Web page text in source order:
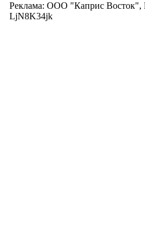
Реклама: ООО "Каприс Восток",
LjN8K34jk